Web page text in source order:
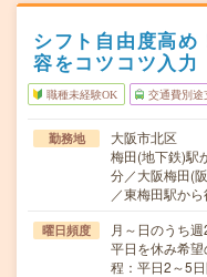
シフト自由度高
容をコツコツ入力
職種未経験OK 交通費別途
勤務地
大阪市北区
梅田(地下鉄)駅
分／大阪梅田(
／東梅田駅か
曜日頻度
月～日のうち
平日を休み希
程：平日2～5